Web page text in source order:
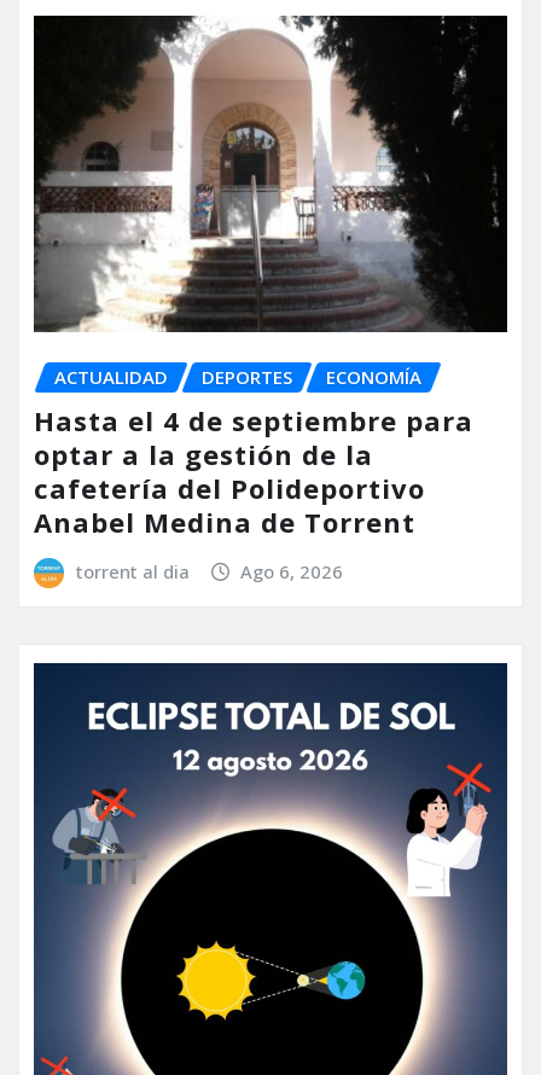
ACTUALIDAD DEPORTES ECONOMÍA
Hasta el 4 de septiembre para
optar a la gestión de la
cafetería del Polideportivo
Anabel Medina de Torrent
torrent al dia Ago 6, 2026